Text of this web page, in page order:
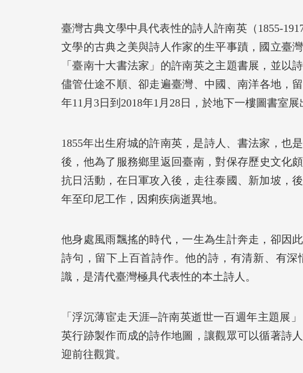
臺灣古典文學中具代表性的詩人許南英（1855-
文學的古典之美與詩人作家的生平事蹟，國立臺
「臺南十大書法家」的許南英之主題書展，並以
儘管仕途不順、卻走遍臺灣、中國、南洋各地，
年11月3日到2018年1月28日，於地下一樓圖書室展
1855年出生府城的許南英，是詩人、書法家，也
後，他為了服務鄉里返回臺南，對保存歷史文化
抗日活動，在日軍攻入後，走往泰國、新加坡，
年至印尼工作，因痢疾病逝異地。
他身處風雨飄搖的時代，一生為生計奔走，卻因
詩句，留下上百首詩作。他的詩，有清新、有
識，是清代臺灣極具代表性的本土詩人。
「浮沉薄宦走天涯─許南英逝世一百週年主題展
英行跡製作而成的詩作地圖，讓觀眾可以循著詩
迎前往觀賞。